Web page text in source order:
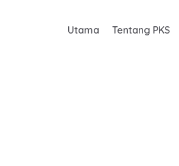
Utama Tentang PKS